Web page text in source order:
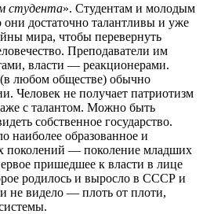
студента». Студентам и молодым
они достаточно талантливы и уже
мира, чтобы перевернуть
Преподаватели им
власти — реакционерами.
любом обществе) обычно
Человек не получает патриотизм
с талантом. Можно быть
собственное государство.
наиболее образованное и
поколений — поколение младших
пришедшее к власти в лице
родилось и выросло в СССР и
не видело — плоть от плоти,